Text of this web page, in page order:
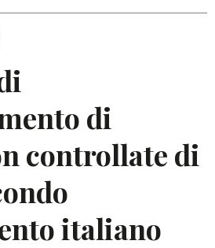
di
controllate di
italiano